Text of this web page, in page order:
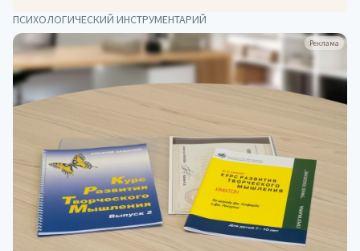
ПСИХОЛОГИЧЕСКИЙ ИНСТРУМЕНТАРИЙ
Реклама